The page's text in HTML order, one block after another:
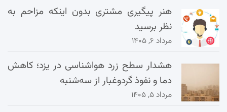
هنر پیگیری مشتری بدون اینکه مزاحم به
نظر برسید
مرداد ۶, ۱۴۰۵
هشدار سطح زرد هواشناسی در یزد؛ کاهش
دما و نفوذ گردوغبار از سه‌شنبه
مرداد ۵, ۱۴۰۵